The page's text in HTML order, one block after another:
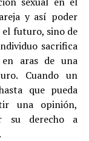
y así poder
futuro, sino de
sacrifica
aras de una
Cuando un
que pueda
una opinión,
su derecho a